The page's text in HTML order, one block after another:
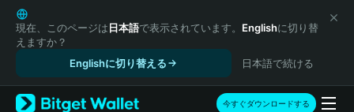
English
日本語
Tiếng Việt
Español (Latinoamérica)
Türkçe
現在、このページは日本語で表示されています。 Englishに切り替
えますか？
Englishに切り替える
日本語で続ける
今すぐダウンロードする